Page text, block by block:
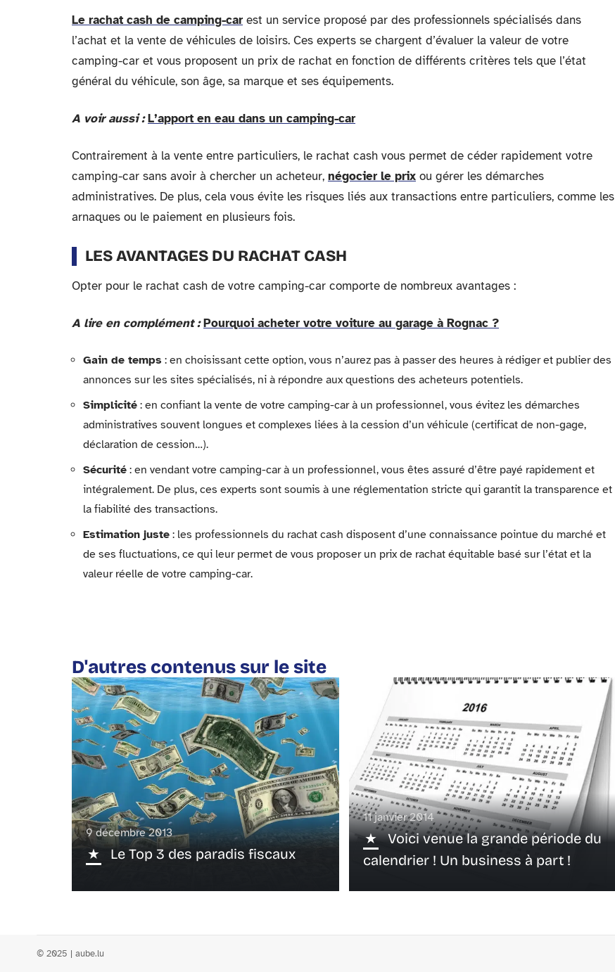
Le rachat cash de camping-car est un service proposé par des professionnels spécialisés dans
l’achat et la vente de véhicules de loisirs. Ces experts se chargent d’évaluer la valeur de votre
camping-car et vous proposent un prix de rachat en fonction de différents critères tels que l’état
général du véhicule, son âge, sa marque et ses équipements.
A voir aussi : L’apport en eau dans un camping-car
Contrairement à la vente entre particuliers, le rachat cash vous permet de céder rapidement votre
camping-car sans avoir à chercher un acheteur, négocier le prix ou gérer les démarches
administratives. De plus, cela vous évite les risques liés aux transactions entre particuliers, comme les
arnaques ou le paiement en plusieurs fois.
LES AVANTAGES DU RACHAT CASH
Opter pour le rachat cash de votre camping-car comporte de nombreux avantages :
A lire en complément : Pourquoi acheter votre voiture au garage à Rognac ?
Gain de temps : en choisissant cette option, vous n’aurez pas à passer des heures à rédiger et publier des
annonces sur les sites spécialisés, ni à répondre aux questions des acheteurs potentiels.
Simplicité : en confiant la vente de votre camping-car à un professionnel, vous évitez les démarches
administratives souvent longues et complexes liées à la cession d’un véhicule (certificat de non-gage,
déclaration de cession…).
Sécurité : en vendant votre camping-car à un professionnel, vous êtes assuré d’être payé rapidement et
intégralement. De plus, ces experts sont soumis à une réglementation stricte qui garantit la transparence et
la fiabilité des transactions.
Estimation juste : les professionnels du rachat cash disposent d’une connaissance pointue du marché et
de ses fluctuations, ce qui leur permet de vous proposer un prix de rachat équitable basé sur l’état et la
valeur réelle de votre camping-car.
D'autres contenus sur le site
9 décembre 2013
Le Top 3 des paradis fiscaux
11 janvier 2014
Voici venue la grande période du
calendrier ! Un business à part !
© 2025 | aube.lu